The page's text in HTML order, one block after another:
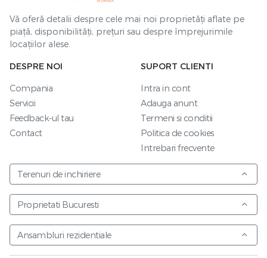
Vă oferă detalii despre cele mai noi proprietăți aflate pe
piață, disponibilități, prețuri sau despre împrejurimile
locațiilor alese.
DESPRE NOI
Compania
Servicii
Feedback-ul tau
Contact
SUPORT CLIENTI
Intra in cont
Adauga anunt
Termeni si conditii
Politica de cookies
Intrebari frecvente
Terenuri de inchiriere
Proprietati Bucuresti
Ansambluri rezidentiale